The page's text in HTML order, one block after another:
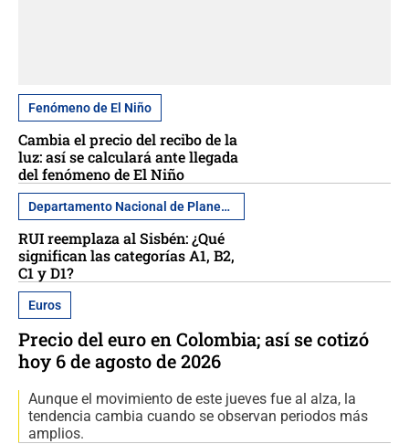
Fenómeno de El Niño
Cambia el precio del recibo de la
luz: así se calculará ante llegada
del fenómeno de El Niño
Departamento Nacional de Planeación
RUI reemplaza al Sisbén: ¿Qué
significan las categorías A1, B2,
C1 y D1?
Euros
Precio del euro en Colombia; así se cotizó
hoy 6 de agosto de 2026
Aunque el movimiento de este jueves fue al alza, la
tendencia cambia cuando se observan periodos más
amplios.